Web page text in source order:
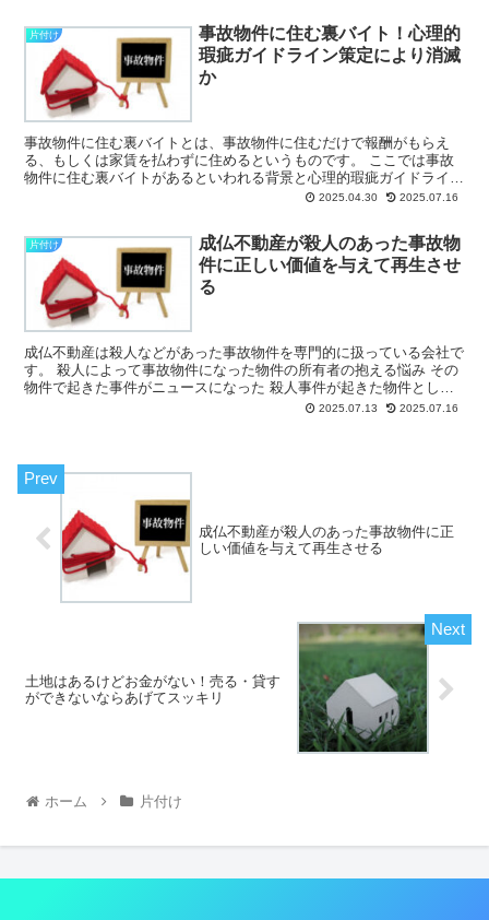
片付け
事故物件に住む裏バイト！心理的
瑕疵ガイドライン策定により消滅
か
事故物件に住む裏バイトとは、事故物件に住むだけで報酬がもらえ
る、もしくは家賃を払わずに住めるというものです。 ここでは事故
物件に住む裏バイトがあるといわれる背景と心理的瑕疵ガイドライン
が策定後の変化についてまとめています。 ... 2025.04.30 2025.07.16
片付け
成仏不動産が殺人のあった事故物
件に正しい価値を与えて再生させ
る
成仏不動産は殺人などがあった事故物件を専門的に扱っている会社で
す。 殺人によって事故物件になった物件の所有者の抱える悩み その
物件で起きた事件がニュースになった 殺人事件が起きた物件として
2025.07.13 2025.07.16
成仏不動産が殺人のあった事故物件に正
しい価値を与えて再生させる
土地はあるけどお金がない！売る・貸す
ができないならあげてスッキリ
ホーム 片付け